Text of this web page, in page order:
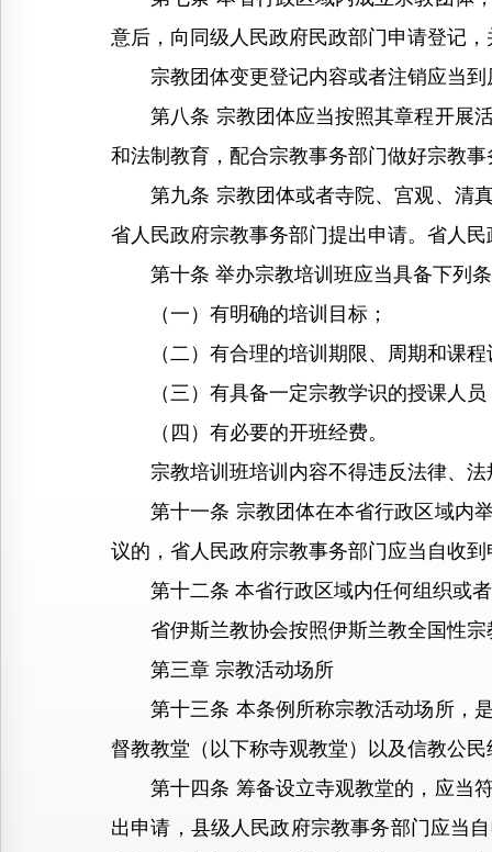
意后，向同级人民政府民政部门申请登记
宗教团体变更登记内容或者注销应当到
第八条 宗教团体应当按照其章程开展活
和法制教育，配合宗教事务部门做好宗教
第九条 宗教团体或者寺院、宫观、清真
省人民政府宗教事务部门提出申请。省人
第十条 举办宗教培训班应当具备下列
（一）有明确的培训目标；
（二）有合理的培训期限、周期和课程
（三）有具备一定宗教学识的授课人员
（四）有必要的开班经费。
宗教培训班培训内容不得违反法律、法
第十一条 宗教团体在本省行政区域内举
议的，省人民政府宗教事务部门应当自收
第十二条 本省行政区域内任何组织或者
省伊斯兰教协会按照伊斯兰教全国性宗
第三章 宗教活动场所
第十三条 本条例所称宗教活动场所，是
督教教堂（以下称寺观教堂）以及信教公
第十四条 筹备设立寺观教堂的，应当符
出申请，县级人民政府宗教事务部门应当